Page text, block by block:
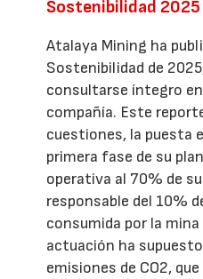
Sostenibilidad 2025
Atalaya Mining ha
Sostenibilidad de
consultarse íntegro en
compañía. Este
cuestiones, la puesta
primera fase de su
operativa al 70% de
responsable del 10%
consumida por la
actuación ha
emisiones de CO2,